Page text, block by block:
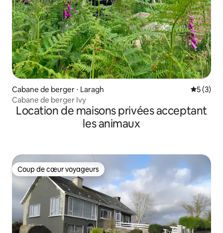
Cabane de berger ⋅ Laragh
5 (3)
Cabane de berger Ivy
Location de maisons privées acceptant
les animaux
Coup de cœur voyageurs
Coup de cœur voyageurs